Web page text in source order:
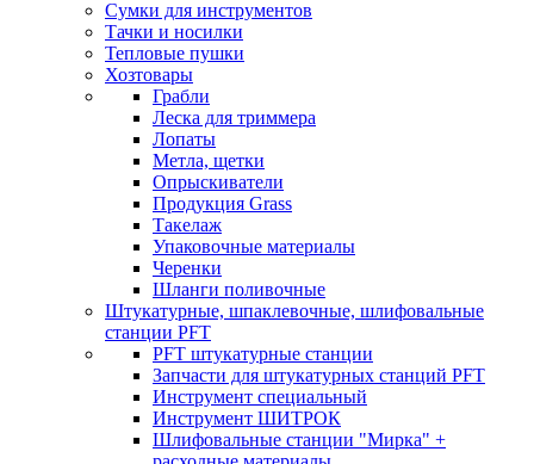
Сумки для инструментов
Тачки и носилки
Тепловые пушки
Хозтовары
Грабли
Леска для триммера
Лопаты
Метла, щетки
Опрыскиватели
Продукция Grass
Такелаж
Упаковочные материалы
Черенки
Шланги поливочные
Штукатурные, шпаклевочные, шлифовальные
станции PFT
PFT штукатурные станции
Запчасти для штукатурных станций PFT
Инструмент специальный
Инструмент ШИТРОК
Шлифовальные станции "Мирка" +